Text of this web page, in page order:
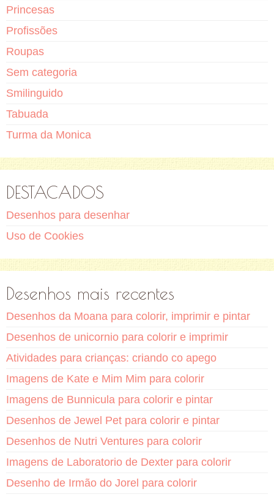
Princesas
Profissões
Roupas
Sem categoria
Smilinguido
Tabuada
Turma da Monica
DESTACADOS
Desenhos para desenhar
Uso de Cookies
Desenhos mais recentes
Desenhos da Moana para colorir, imprimir e pintar
Desenhos de unicornio para colorir e imprimir
Atividades para crianças: criando co apego
Imagens de Kate e Mim Mim para colorir
Imagens de Bunnicula para colorir e pintar
Desenhos de Jewel Pet para colorir e pintar
Desenhos de Nutri Ventures para colorir
Imagens de Laboratorio de Dexter para colorir
Desenho de Irmão do Jorel para colorir